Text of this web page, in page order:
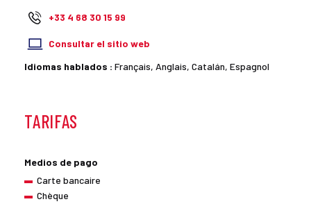
+33 4 68 30 15 99
Consultar el sitio web
Idiomas hablados : Français, Anglais, Catalán, Espagnol
TARIFAS
Medios de pago
Carte bancaire
Chèque